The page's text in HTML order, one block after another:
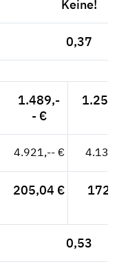
Keine!
0,37
1.489,-
- €
1.251,26
4.921,-- € 4.135,29
205,04 € 172,30 €
0,53